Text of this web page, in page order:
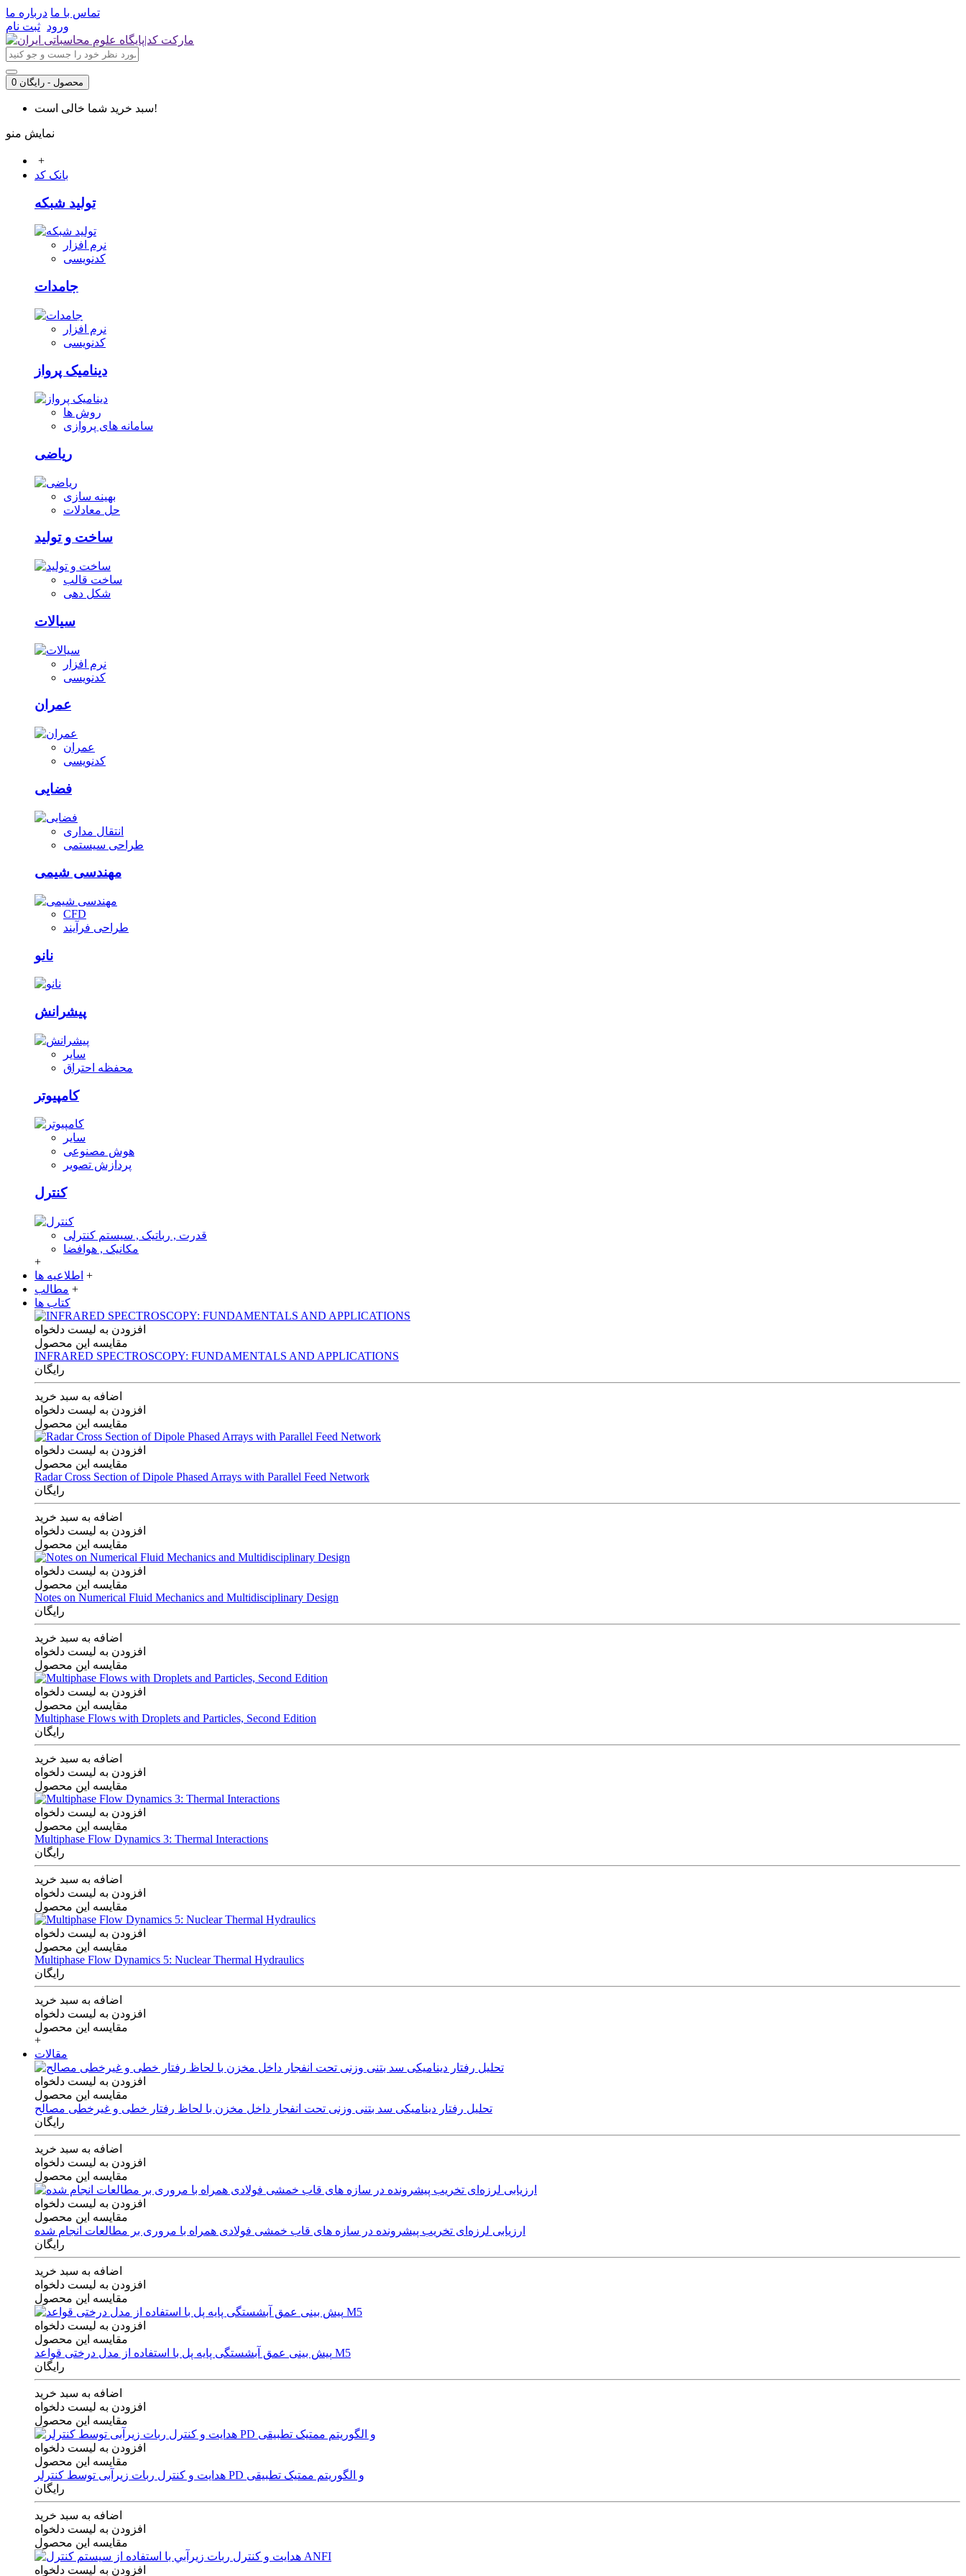
تماس با ما درباره ما
ورود ثبت نام
0 محصول - رایگان
سبد خرید شما خالی است!
نمایش منو
+
بانک کد
تولید شبکه
نرم افزار
کدنویسی
جامدات
نرم افزار
کدنویسی
دینامیک پرواز
روش ها
سامانه های پروازی
ریاضی
بهینه سازی
حل معادلات
ساخت و تولید
ساخت قالب
شکل دهی
سیالات
نرم افزار
کدنویسی
عمران
عمران
کدنویسی
فضایی
انتقال مداری
طراحی سیستمی
مهندسی شیمی
CFD
طراحی فرآیند
نانو
پیشرانش
سایر
محفظه احتراق
کامپیوتر
سایر
هوش مصنوعی
پردازش تصویر
کنترل
قدرت , رباتیک , سیستم کنترلی
مکانیک , هوافضا
+
اطلاعیه ها +
مطالب +
کتاب ها
افزودن به لیست دلخواه
مقایسه این محصول
INFRARED SPECTROSCOPY: FUNDAMENTALS AND APPLICATIONS
رایگان
اضافه به سبد خرید
افزودن به لیست دلخواه
مقایسه این محصول
افزودن به لیست دلخواه
مقایسه این محصول
Radar Cross Section of Dipole Phased Arrays with Parallel Feed Network
رایگان
اضافه به سبد خرید
افزودن به لیست دلخواه
مقایسه این محصول
افزودن به لیست دلخواه
مقایسه این محصول
Notes on Numerical Fluid Mechanics and Multidisciplinary Design
رایگان
اضافه به سبد خرید
افزودن به لیست دلخواه
مقایسه این محصول
افزودن به لیست دلخواه
مقایسه این محصول
Multiphase Flows with Droplets and Particles, Second Edition
رایگان
اضافه به سبد خرید
افزودن به لیست دلخواه
مقایسه این محصول
افزودن به لیست دلخواه
مقایسه این محصول
Multiphase Flow Dynamics 3: Thermal Interactions
رایگان
اضافه به سبد خرید
افزودن به لیست دلخواه
مقایسه این محصول
افزودن به لیست دلخواه
مقایسه این محصول
Multiphase Flow Dynamics 5: Nuclear Thermal Hydraulics
رایگان
اضافه به سبد خرید
افزودن به لیست دلخواه
مقایسه این محصول
+
مقالات
افزودن به لیست دلخواه
مقایسه این محصول
تحلیل رفتار دینامیکی سد بتنی وزنی تحت انفجار داخل مخزن با لحاظ رفتار خطی و غیرخطی مصالح
رایگان
اضافه به سبد خرید
افزودن به لیست دلخواه
مقایسه این محصول
افزودن به لیست دلخواه
مقایسه این محصول
ارزیابی لرزه‌ای تخریب پیشرونده در سازه های قاب خمشی فولادی همراه با مروری بر مطالعات انجام شده
رایگان
اضافه به سبد خرید
افزودن به لیست دلخواه
مقایسه این محصول
افزودن به لیست دلخواه
مقایسه این محصول
پیش بینی عمق آبشستگی پایه پل با استفاده از مدل درختی قواعد M5
رایگان
اضافه به سبد خرید
افزودن به لیست دلخواه
مقایسه این محصول
افزودن به لیست دلخواه
مقایسه این محصول
هدایت و کنترل ربات زیرآبی توسط کنترلر PD و الگوریتم ممتیک تطبیقی
رایگان
اضافه به سبد خرید
افزودن به لیست دلخواه
مقایسه این محصول
افزودن به لیست دلخواه